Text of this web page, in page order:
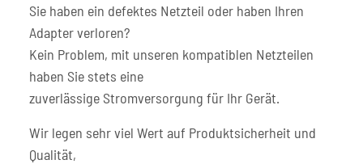
Sie haben ein defektes Netzteil oder haben Ihren
Adapter verloren?
Kein Problem, mit unseren kompatiblen Netzteilen
haben Sie stets eine
zuverlässige Stromversorgung für Ihr Gerät.
Wir legen sehr viel Wert auf Produktsicherheit und
Qualität,